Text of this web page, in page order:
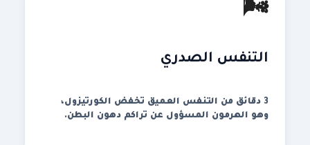
🌬️
التنفس الصدري
3 دقائق من التنفس العميق تخفض الكورتيزول،
وهو الهرمون المسؤول عن تراكم دهون البطن.